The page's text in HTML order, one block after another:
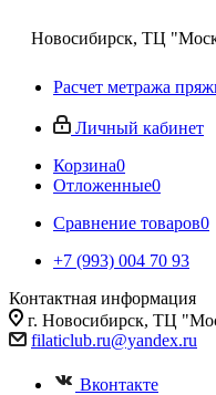
Новосибирск, ТЦ
Расчет метража
Личный кабинет
Корзина0
Отложенные0
Сравнение товаров0
+7 (993) 004 70 93
Контактная информация
г. Новосибирск, ТЦ
filaticlub.ru@yandex.ru
Вконтакте